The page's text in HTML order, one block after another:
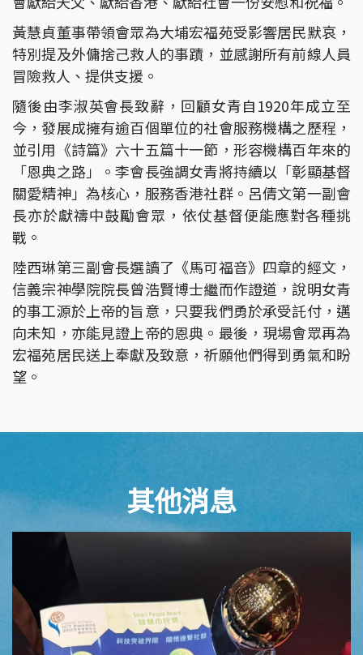
黃慧貞董事帶領會眾為大埔宏福苑受影響居民默哀，
特別提及外傭捨己救人的事蹟，並感謝所有前線人員
冒險救人、提供支援。
隨後由李淑英會長致辭，回顧女青自1920年成立至
今，發展成擁有逾百個單位的社會服務機構之歷程，
並引用《詩篇》六十五篇十一節，形容機構百年來的
「恩典之路」。李會長強調女青將持續以「彰顯基督
關愛精神」為核心，服務香港社群。呂倩文第一副會
長亦於獻禱中鼓勵會眾，依仗基督便能應對各種挑
戰。
陸西琳第三副會長選讀了《馬可福音》四章的經文，
信義宗神學院院長曾浩賢博士繼而作證道，說明女青
的事工源於上帝的旨意，只要我們勇於承受託付，邁
向未知，亦能見證上帝的恩典。最後，現場會眾再為
宏福苑居民送上奉獻及致意，祈願他們得到勇氣和盼
望。
其他消息